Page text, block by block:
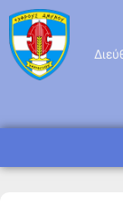
Μετάβαση
στο
περιεχόμενο